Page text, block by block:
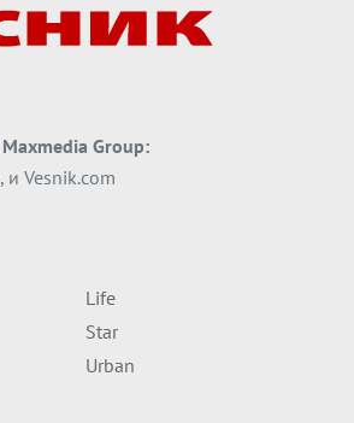
Вечер тема
Трамп тврди дека повторно „разговара“
Вечер тема
ДЛАБОКО УДОЛУ: Сметководствените
трикови што го соборија ЕНРОН ги
Вечер тема
Maxmedia Group:
, и Vesnik.com
Life
Star
Urban